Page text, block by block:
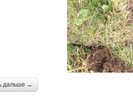
дальше →